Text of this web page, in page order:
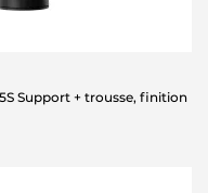
Support + trousse, finition